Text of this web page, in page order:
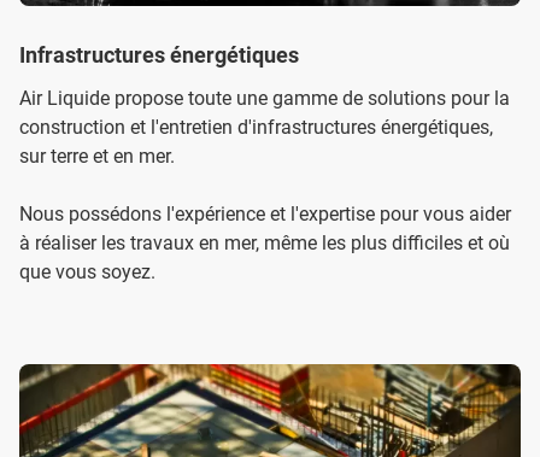
Infrastructures énergétiques
Air Liquide propose toute une gamme de solutions pour la
construction et l'entretien d'infrastructures énergétiques,
sur terre et en mer.
Nous possédons l'expérience et l'expertise pour vous aider
à réaliser les travaux en mer, même les plus difficiles et où
que vous soyez.